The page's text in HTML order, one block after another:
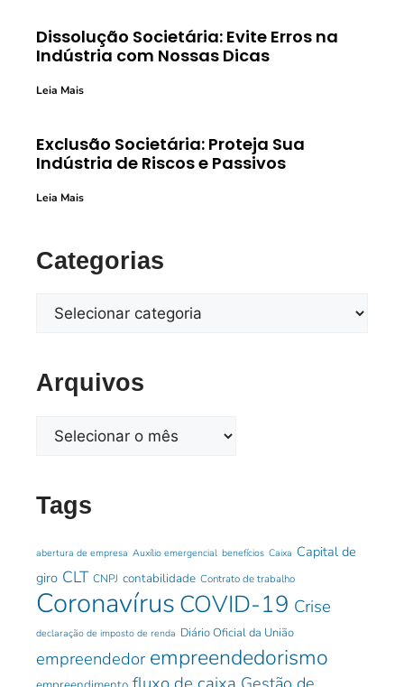
Dissolução Societária: Evite Erros na
Indústria com Nossas Dicas
Leia Mais
Exclusão Societária: Proteja Sua
Indústria de Riscos e Passivos
Leia Mais
Categorias
Arquivos
Tags
abertura de empresa Auxílio emergencial benefícios Caixa Capital de
giro CLT CNPJ contabilidade Contrato de trabalho
Coronavírus COVID-19 Crise
declaração de imposto de renda Diário Oficial da União
empreendedor empreendedorismo